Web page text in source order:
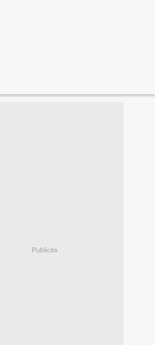
Publicité